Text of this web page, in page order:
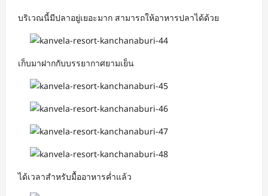
บริเวณนี้มีปลาอยู่เยอะมาก สามารถให้อาหารปลาได้ด้วย
เก็บมาฝากกับบรรยากาศยามเย็น
ได้เวลาสำหรับมื้ออาหารค่ำแล้ว